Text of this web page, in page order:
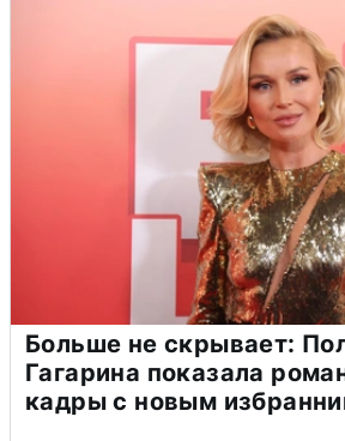
Больше не скрывает:
Гагарина показала
кадры с новым